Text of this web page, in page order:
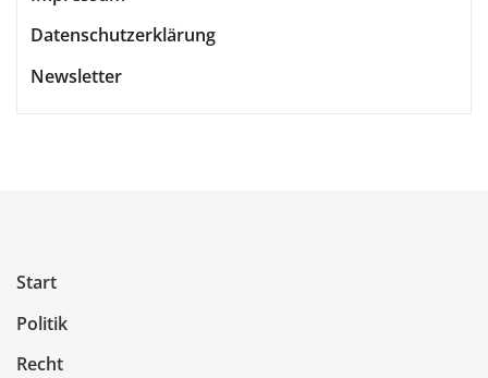
Datenschutzerklärung
Newsletter
Start
Politik
Recht